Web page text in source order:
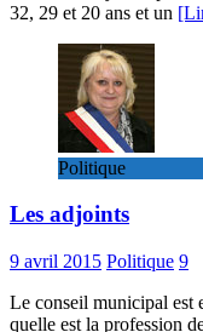
32, 29 et 20 ans et un
Politique
Les adjoints
9 avril 2015 Politique 9
Le conseil municipal est
quelle est la profession